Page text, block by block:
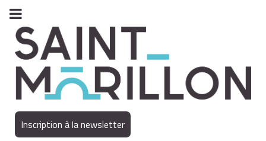
Inscription à la newsletter